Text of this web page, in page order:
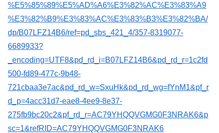
%E5%85%89%E5%AD%A6%E3%82%AC%E3%83%A9
%E3%82%B9%E3%83%AC%E3%83%B3%E3%82%BA/
dp/B07LFZ14B6/ref=pd_sbs_421_4/357-8319077-
6689933?
_encoding=UTF8&pd_rd_i=B07LFZ14B6&pd_rd_r=1c2fd
500-fd89-477c-9b48-
721cbaa3e7ac&pd_rd_w=SxuHk&pd_rd_wg=fYnM1&pf_r
d_p=4acc31d7-eae8-4ee9-8e37-
275fb9bc20c2&pf_rd_r=AC79YHQQVGMG0F3NRAK6&p
sc=1&refRID=AC79YHQQVGMG0F3NRAK6